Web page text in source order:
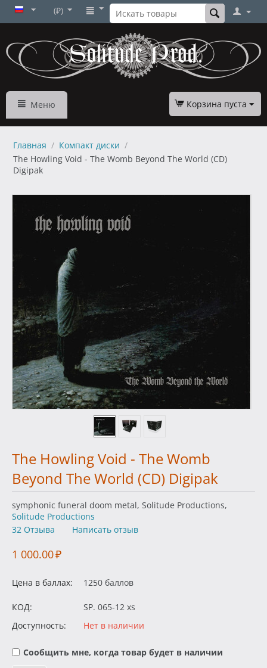
(₽)
Меню Корзина пуста
Главная / Компакт диски /
The Howling Void - The Womb Beyond The World (CD)
Digipak
The Howling Void - The Womb
Beyond The World (CD) Digipak
symphonic funeral doom metal, Solitude Productions,
Solitude Productions
32 Отзыва
Написать отзыв
1 000.00₽
Цена в баллах: 1250 баллов
КОД:
SP. 065-12 xs
Доступность:
Нет в наличии
Сообщить мне, когда товар будет в наличии